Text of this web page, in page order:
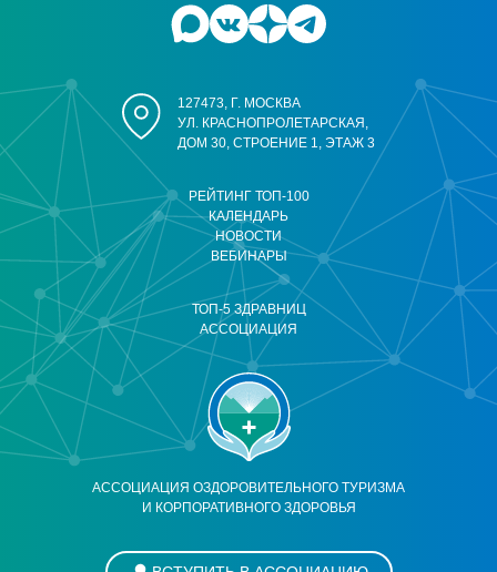
АССОЦИАЦИЯ ОЗДОРОВИТЕЛЬНОГО ТУРИЗМА
И КОРПОРАТИВНОГО ЗДОРОВЬЯ
РЕЙТИНГ ТОП-100
КАЛЕНДАРЬ
НОВОСТИ
ВЕБИНАРЫ
ТОП-5 ЗДРАВНИЦ
АССОЦИАЦИЯ
127473, Г. МОСКВА
УЛ. КРАСНОПРОЛЕТАРСКАЯ,
ДОМ 30, СТРОЕНИЕ 1, ЭТАЖ 3